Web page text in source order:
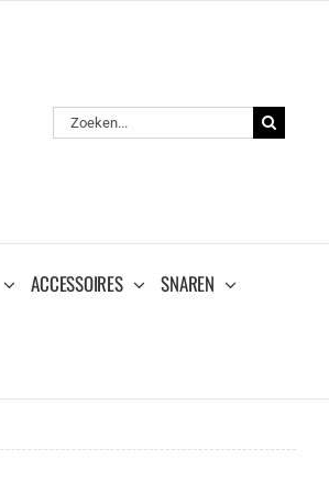
Zoeken
naar:
ACCESSOIRES SNAREN